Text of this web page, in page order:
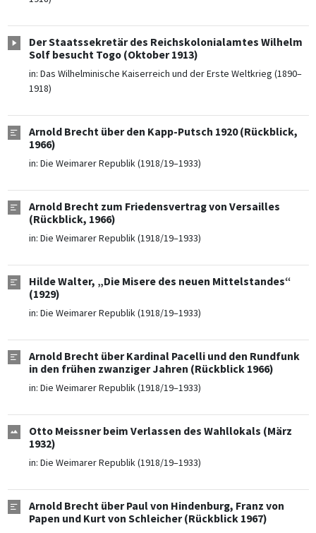
Der Staatssekretär des Reichskolonialamtes Wilhelm
Solf besucht Togo (Oktober 1913)
in: Das Wilhelminische Kaiserreich und der Erste Weltkrieg (1890–
1918)
Arnold Brecht über den Kapp-Putsch 1920 (Rückblick,
1966)
in: Die Weimarer Republik (1918/19–1933)
Arnold Brecht zum Friedensvertrag von Versailles
(Rückblick, 1966)
in: Die Weimarer Republik (1918/19–1933)
Hilde Walter, „Die Misere des neuen Mittelstandes“
(1929)
in: Die Weimarer Republik (1918/19–1933)
Arnold Brecht über Kardinal Pacelli und den Rundfunk
in den frühen zwanziger Jahren (Rückblick 1966)
in: Die Weimarer Republik (1918/19–1933)
Otto Meissner beim Verlassen des Wahllokals (März
1932)
in: Die Weimarer Republik (1918/19–1933)
Arnold Brecht über Paul von Hindenburg, Franz von
Papen und Kurt von Schleicher (Rückblick 1967)